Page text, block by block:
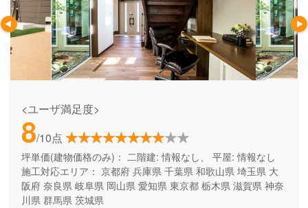
<ユーザ満足度>
8/10点
坪単価(建物価格のみ)： 二階建: 情報なし、 平屋: 情報なし
施工対応エリア： 京都府 兵庫県 千葉県 和歌山県 埼玉県 大
阪府 奈良県 岐阜県 岡山県 愛知県 東京都 栃木県 滋賀県 神奈
川県 群馬県 茨城県